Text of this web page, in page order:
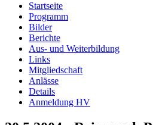
Startseite
Programm
Bilder
Berichte
Aus- und Weiterbildung
Links
Mitgliedschaft
Anlässe
Details
Anmeldung HV